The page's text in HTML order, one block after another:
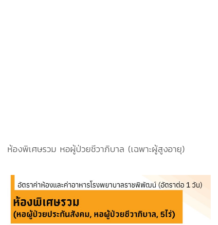
ห้องพิเศษรวม หอผู้ป่วยชีวาภิบาล (เฉพาะผู้สูงอายุ)